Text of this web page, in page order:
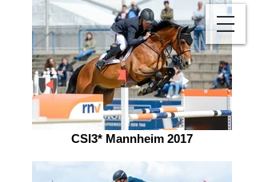
CSI3* Mannheim 2017